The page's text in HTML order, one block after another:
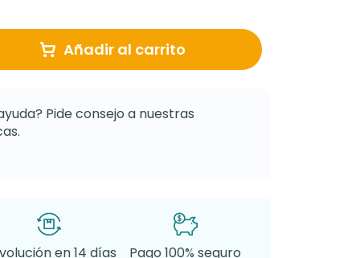
Añadir al carrito
Pide consejo a nuestras
en 14 días
Pago 100% seguro